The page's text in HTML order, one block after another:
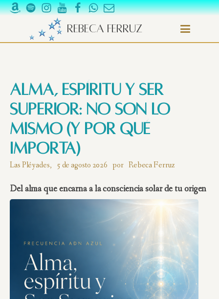
Rebeca Ferruz
Alma, espíritu y Ser
Superior: no son lo
mismo (y por qué
importa)
Las Pléyades, 5 de agosto 2026 por Rebeca Ferruz
Del alma que encarna a la consciencia solar de tu origen